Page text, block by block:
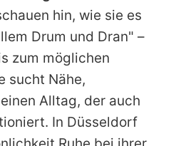
hin, wie sie es
Drum und Dran" –
zum möglichen
sucht Nähe,
Alltag, der auch
In Düsseldorf